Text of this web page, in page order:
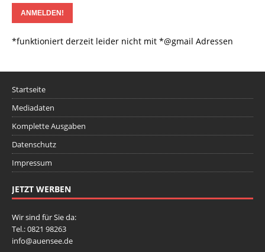
*funktioniert derzeit leider nicht mit *@gmail Adressen
Startseite
Mediadaten
Komplette Ausgaben
Datenschutz
Impressum
JETZT WERBEN
Wir sind für Sie da:
Tel.: 0821 98263
info@auensee.de